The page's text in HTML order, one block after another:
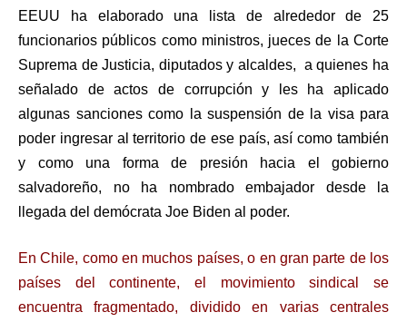
EEUU ha elaborado una lista de alrededor de 25
funcionarios públicos como ministros, jueces de la Corte
Suprema de Justicia, diputados y alcaldes, a quienes ha
señalado de actos de corrupción y les ha aplicado
algunas sanciones como la suspensión de la visa para
poder ingresar al territorio de ese país, así como también
y como una forma de presión hacia el gobierno
salvadoreño, no ha nombrado embajador desde la
llegada del demócrata Joe Biden al poder.
En Chile, como en muchos países, o en gran parte de los
países del continente, el movimiento sindical se
encuentra fragmentado, dividido en varias centrales